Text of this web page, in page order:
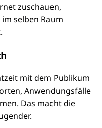
zuschauen,
selben Raum
mit dem Publikum
Anwendungsfälle
Das macht die